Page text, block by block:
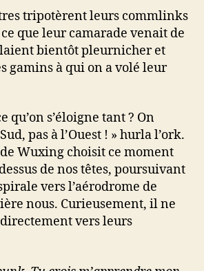
tripotèrent leurs commlinks
que leur camarade venait de
bientôt pleurnicher et
gamins à qui on a volé leur
qu’on s’éloigne tant ? On
pas à l’Ouest ! » hurla l’ork.
Wuxing choisit ce moment
de nos têtes, poursuivant
vers l’aérodrome de
nous. Curieusement, il ne
vers leurs